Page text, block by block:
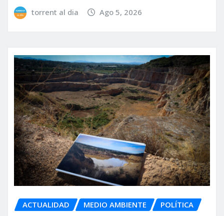
torrent al dia Ago 5, 2026
ACTUALIDAD MEDIO AMBIENTE POLÍTICA